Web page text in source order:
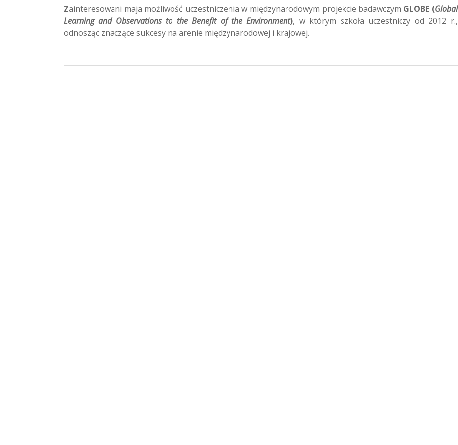
Zainteresowani maja możliwość uczestniczenia w międzynarodowym projekcie badawczym GLOBE (Global
Learning and Observations to the Benefit of the Environment), w którym szkoła uczestniczy od 2012 r.,
odnosząc znaczące sukcesy na arenie międzynarodowej i krajowej.